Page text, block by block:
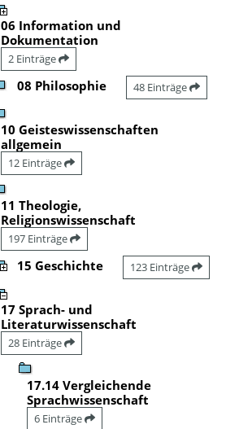
06 Information und
Dokumentation
2 Einträge
08 Philosophie 48 Einträge
10 Geisteswissenschaften
allgemein
12 Einträge
11 Theologie,
Religionswissenschaft
197 Einträge
15 Geschichte 123 Einträge
17 Sprach- und
Literaturwissenschaft
28 Einträge
17.14 Vergleichende
Sprachwissenschaft
6 Einträge